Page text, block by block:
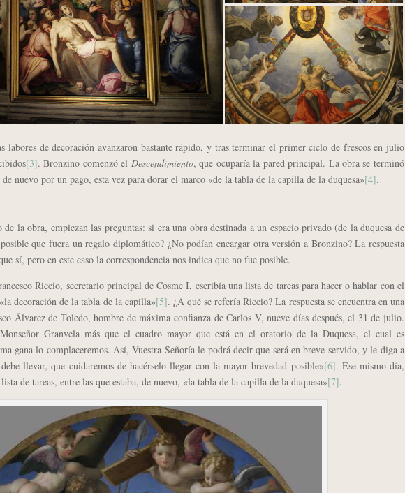
de decoración avanzaron bastante rápido, y tras terminar el primer ciclo de frescos en julio
[3]. Bronzino comenzó el Descendimiento, que ocuparía la pared principal. La obra se terminó
nuevo por un pago, esta vez para dorar el marco «de la tabla de la capilla de la duquesa»[4].
la obra, empiezan las preguntas: si era una obra destinada a un espacio privado (de la duquesa de
que fuera un regalo diplomático? ¿No podían encargar otra versión a Bronzino? La respuesta
sí, pero en este caso la correspondencia nos indica que no fue posible.
Riccio, secretario principal de Cosme I, escribía una lista de tareas para hacer o hablar con el
decoración de la tabla de la capilla»[5]. ¿A qué se refería Riccio? La respuesta se encuentra en una
Álvarez de Toledo, hombre de máxima confianza de Carlos V, nueve días después, el 31 de julio.
Granvela más que el cuadro mayor que está en el oratorio de la Duquesa, el cual es
gana lo complaceremos. Así, Vuestra Señoría le podrá decir que será en breve servido, y le diga a
llevar, que cuidaremos de hacérselo llegar con la mayor brevedad posible»[6]. Ese mismo día,
de tareas, entre las que estaba, de nuevo, «la tabla de la capilla de la duquesa»[7].